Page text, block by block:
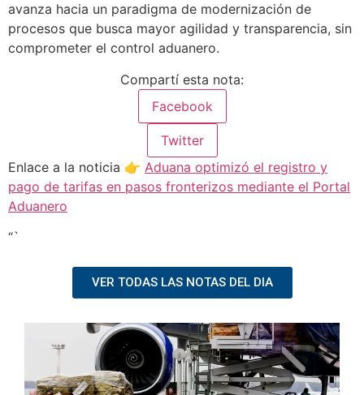
avanza hacia un paradigma de modernización de
procesos que busca mayor agilidad y transparencia, sin
comprometer el control aduanero.
Compartí esta nota:
Facebook
Twitter
Enlace a la noticia 👉 Aduana optimizó el registro y
pago de tarifas en pasos fronterizos mediante el Portal
Aduanero
“`
VER TODAS LAS NOTAS DEL DIA